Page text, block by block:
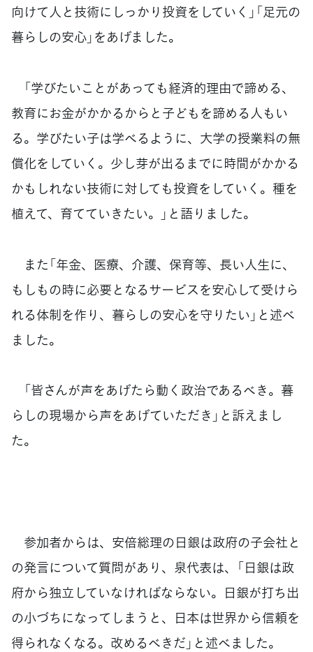
向けて人と技術にしっかり投資をしていく」「足元の
暮らしの安心」をあげました。
「学びたいことがあっても経済的理由で諦める、
教育にお金がかかるからと子どもを諦める人もい
る。学びたい子は学べるように、大学の授業料の無
償化をしていく。少し芽が出るまでに時間がかかる
かもしれない技術に対しても投資をしていく。種を
植えて、育てていきたい。」と語りました。
また「年金、医療、介護、保育等、長い人生に、
もしもの時に必要となるサービスを安心して受けら
れる体制を作り、暮らしの安心を守りたい」と述べ
ました。
「皆さんが声をあげたら動く政治であるべき。暮
らしの現場から声をあげていただき」と訴えまし
た。
参加者からは、安倍総理の日銀は政府の子会社と
の発言について質問があり、泉代表は、「日銀は政
府から独立していなければならない。日銀が打ち出
の小づちになってしまうと、日本は世界から信頼を
得られなくなる。改めるべきだ」と述べました。